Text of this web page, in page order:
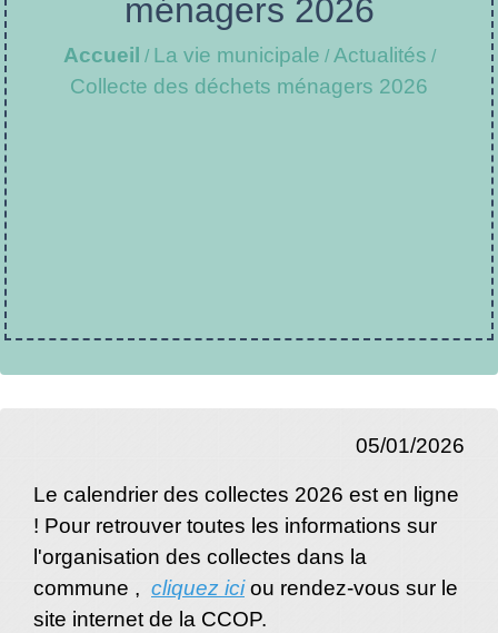
ménagers 2026
Accueil / La vie municipale /Actualités /
Collecte des déchets ménagers 2026
05/01/2026
Le calendrier des collectes 2026 est en ligne
! Pour retrouver toutes les informations sur
l'organisation des collectes dans la
commune , cliquez iciou rendez-vous sur le
site internet de la CCOP.